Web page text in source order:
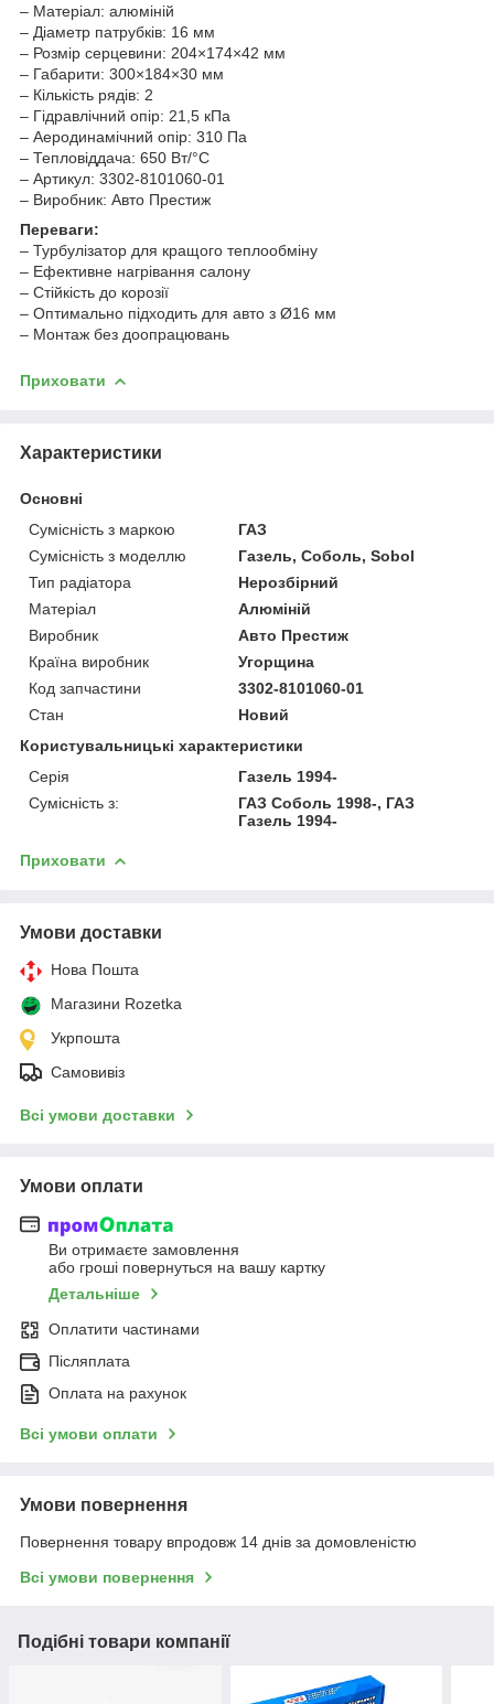
– Матеріал: алюміній
– Діаметр патрубків: 16 мм
– Розмір серцевини: 204×174×42 мм
– Габарити: 300×184×30 мм
– Кількість рядів: 2
– Гідравлічний опір: 21,5 кПа
– Аеродинамічний опір: 310 Па
– Тепловіддача: 650 Вт/°C
– Артикул: 3302-8101060-01
– Виробник: Авто Престиж
Переваги:
– Турбулізатор для кращого теплообміну
– Ефективне нагрівання салону
– Стійкість до корозії
– Оптимально підходить для авто з Ø16 мм
– Монтаж без доопрацювань
Приховати
Характеристики
Основні
Сумісність з маркою
ГАЗ
Сумісність з моделлю
Газель, Соболь, Sobol
Тип радіатора
Нерозбірний
Матеріал
Алюміній
Виробник
Авто Престиж
Країна виробник
Угорщина
Код запчастини
3302-8101060-01
Стан
Новий
Користувальницькі характеристики
Серія
Газель 1994-
Сумісність з:
ГАЗ Соболь 1998-, ГАЗ
Газель 1994-
Приховати
Умови доставки
Нова Пошта
Магазини Rozetka
Укрпошта
Самовивіз
Всі умови доставки
Умови оплати
Ви отримаєте замовлення
або гроші повернуться на вашу картку
Детальніше
Оплатити частинами
Післяплата
Оплата на рахунок
Всі умови оплати
Умови повернення
Повернення товару впродовж 14 днів за домовленістю
Всі умови повернення
Подібні товари компанії